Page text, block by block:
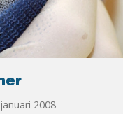
2008